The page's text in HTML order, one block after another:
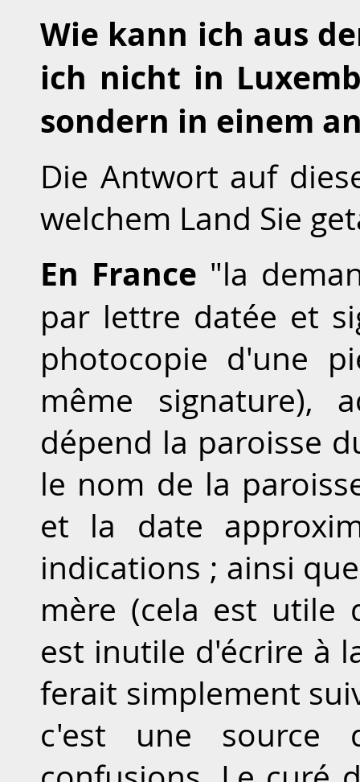
Wie kann ich aus
ich nicht in
sondern in einem
Die Antwort auf
welchem Land Sie
En France "la
par lettre datée et
photocopie d'une
même signature),
dépend la paroisse
le nom de la
et la date
indications ; ainsi
mère (cela est utile
est inutile d'écrire à
ferait simplement
c'est une source